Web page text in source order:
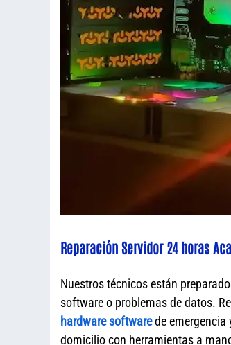
Reparación Servidor 24 horas
Nuestros técnicos están
software o problemas de datos.
hardware softwarede emergencia
domicilio con herramientas a